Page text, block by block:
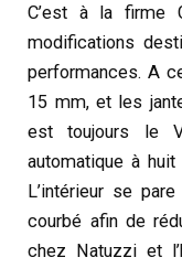
C’est à la firme
modifications
performances. A
15 mm, et les
est toujours le
automatique à huit
L’intérieur se
courbé afin de
chez Natuzzi et